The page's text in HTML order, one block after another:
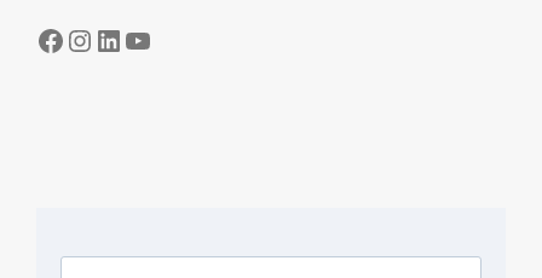
Facebook
Instagram
LinkedIn
YouTube